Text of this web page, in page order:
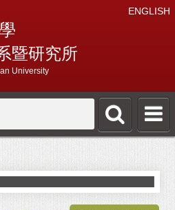
ENGLISH
暨研究所
University